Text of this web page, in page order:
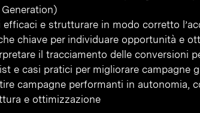
efficaci e strutturare in modo corretto
chiave per individuare opportunità e
il tracciamento delle conversioni
e casi pratici per migliorare campagne
campagne performanti in autonomia,
e ottimizzazione